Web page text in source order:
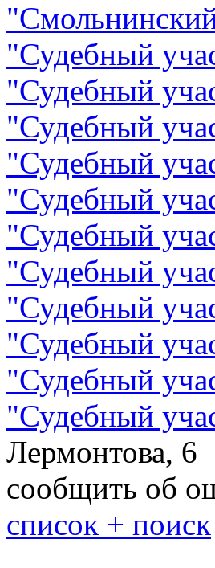
"
"Судебный
"Судебный
"Судебный
"Судебный
"Судебный
"Судебный
"Судебный
"Судебный
"Судебный
"Судебный
"Судебный
Лермонтова, 6
сообщить об
cписок + поиск